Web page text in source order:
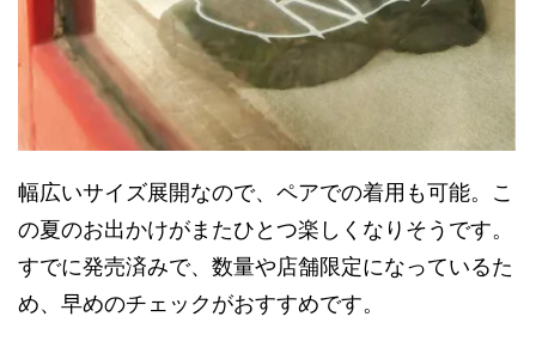
幅広いサイズ展開なので、ペアでの着用も可能。こ
の夏のお出かけがまたひとつ楽しくなりそうです。
すでに発売済みで、数量や店舗限定になっているた
め、早めのチェックがおすすめです。